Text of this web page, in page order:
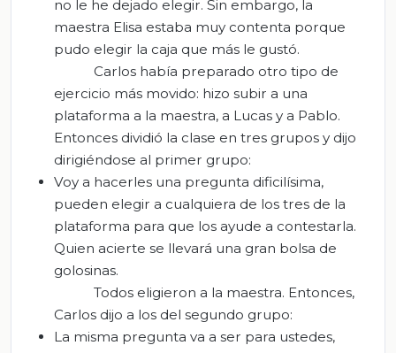
no le he dejado elegir. Sin embargo, la
maestra Elisa estaba muy contenta porque
pudo elegir la caja que más le gustó.
Carlos había preparado otro tipo de
ejercicio más movido: hizo subir a una
plataforma a la maestra, a Lucas y a Pablo.
Entonces dividió la clase en tres grupos y dijo
dirigiéndose al primer grupo:
Voy a hacerles una pregunta dificilísima,
pueden elegir a cualquiera de los tres de la
plataforma para que los ayude a contestarla.
Quien acierte se llevará una gran bolsa de
golosinas.
Todos eligieron a la maestra. Entonces,
Carlos dijo a los del segundo grupo:
La misma pregunta va a ser para ustedes,